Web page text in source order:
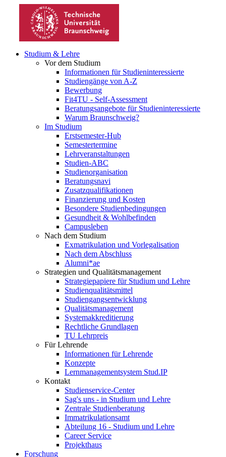
Studium & Lehre
Vor dem Studium
Informationen für Studieninteressierte
Studiengänge von A-Z
Bewerbung
Fit4TU - Self-Assessment
Beratungsangebote für Studieninteressierte
Warum Braunschweig?
Im Studium
Erstsemester-Hub
Semestertermine
Lehrveranstaltungen
Studien-ABC
Studienorganisation
Beratungsnavi
Zusatzqualifikationen
Finanzierung und Kosten
Besondere Studienbedingungen
Gesundheit & Wohlbefinden
Campusleben
Nach dem Studium
Exmatrikulation und Vorlegalisation
Nach dem Abschluss
Alumni*ae
Strategien und Qualitätsmanagement
Strategiepapiere für Studium und Lehre
Studienqualitätsmittel
Studiengangsentwicklung
Qualitätsmanagement
Systemakkreditierung
Rechtliche Grundlagen
TU Lehrpreis
Für Lehrende
Informationen für Lehrende
Konzepte
Lernmanagementsystem Stud.IP
Kontakt
Studienservice-Center
Sag's uns - in Studium und Lehre
Zentrale Studienberatung
Immatrikulationsamt
Abteilung 16 - Studium und Lehre
Career Service
Projekthaus
Forschung